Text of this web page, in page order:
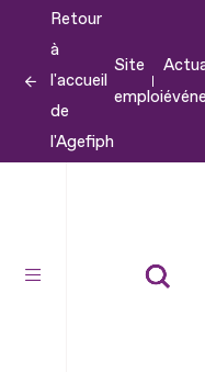
contenu
Retour
à
l'accueil
de
l'Agefiph
Site
emploi